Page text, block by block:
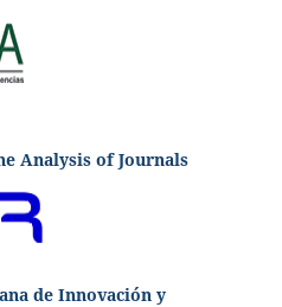
Analysis of Journals
de Innovación y